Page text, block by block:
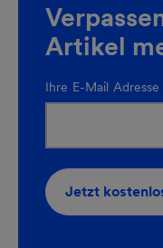
Artikel
Ihre E-Mail Adresse
Jetzt